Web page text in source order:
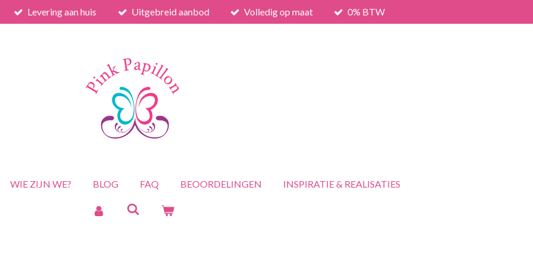
Levering aan huis Uitgebreid aanbod Volledig op maat 0% BTW
WIE ZIJN WE? BLOG FAQ BEOORDELINGEN INSPIRATIE & REALISATIES